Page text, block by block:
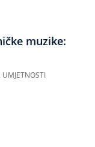
muzike: